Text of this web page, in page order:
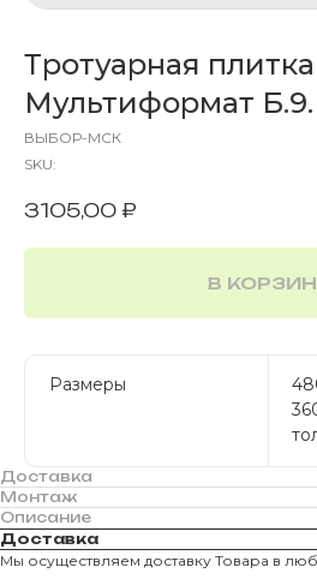
Тротуарная
Мультиформат
ВЫБОР-МСК
SKU:
3105,00 ₽
В
Размеры
Доставка
Монтаж
Описание
Доставка
Мы осуществляем доставку Товара в